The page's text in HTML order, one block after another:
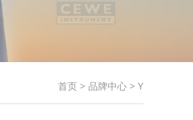
首页 > 品牌中心 > Y